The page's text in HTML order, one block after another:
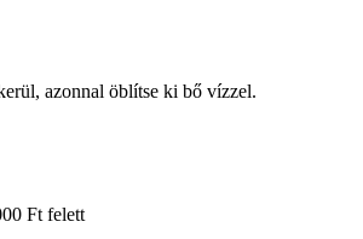
azonnal öblítse ki bő vízzel.
Ft felett